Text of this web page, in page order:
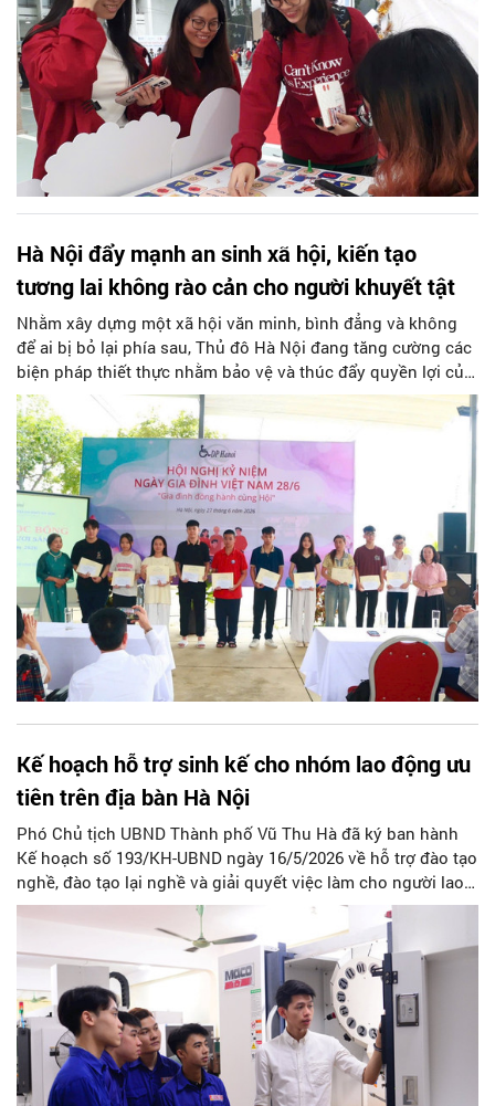
Hà Nội đẩy mạnh an sinh xã hội, kiến tạo
tương lai không rào cản cho người khuyết tật
Nhằm xây dựng một xã hội văn minh, bình đẳng và không
để ai bị bỏ lại phía sau, Thủ đô Hà Nội đang tăng cường các
biện pháp thiết thực nhằm bảo vệ và thúc đẩy quyền lợi của
người khuyết tật. Đây là bước đi mang tính chiến lược nhằm
hiện thực hóa các cam kết quốc tế, đồng thời mang lại sự hỗ
trợ toàn diện và nhân văn nhất cho cộng đồng yếu thế trên
địa bàn thành phố từ nay đến năm 2030.
Kế hoạch hỗ trợ sinh kế cho nhóm lao động ưu
tiên trên địa bàn Hà Nội
Phó Chủ tịch UBND Thành phố Vũ Thu Hà đã ký ban hành
Kế hoạch số 193/KH-UBND ngày 16/5/2026 về hỗ trợ đào tạo
nghề, đào tạo lại nghề và giải quyết việc làm cho người lao
động thuộc hộ nghèo, hộ cận nghèo, dân tộc thiểu số, lao
động là người khuyết tật, người cao tuổi, người chấp hành
xong hình phạt tù, người sau cai nghiện ma túy, lao động
nông thôn, lao động có đất thu hồi, lao động hưởng bảo
hiểm thất nghiệp, thanh niên trên địa bàn thành phố Hà Nội
giai đoạn 2026 - 2030.